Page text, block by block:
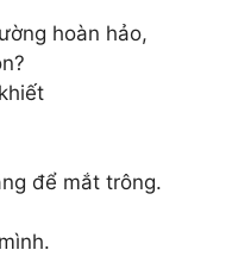
hoàn hảo,
để mắt trông.